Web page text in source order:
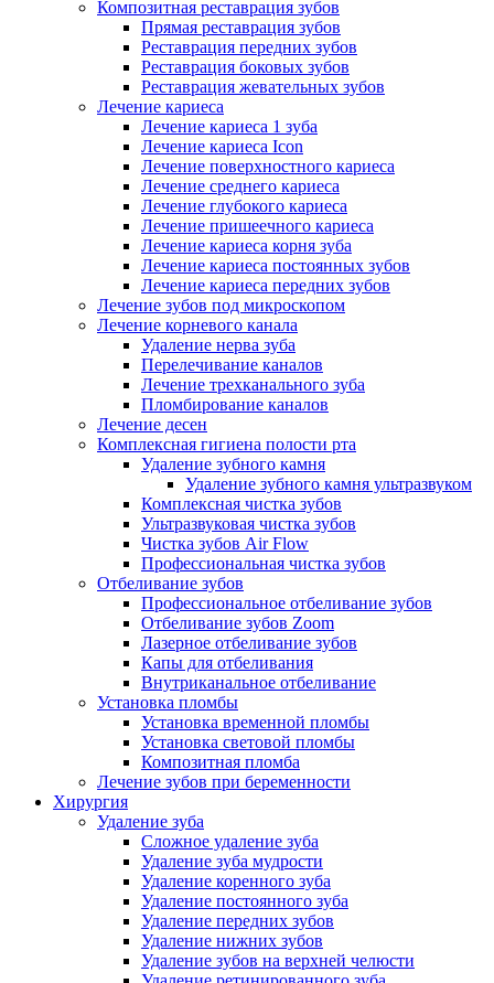
Композитная реставрация зубов
Прямая реставрация зубов
Реставрация передних зубов
Реставрация боковых зубов
Реставрация жевательных зубов
Лечение кариеса
Лечение кариеса 1 зуба
Лечение кариеса Icon
Лечение поверхностного кариеса
Лечение среднего кариеса
Лечение глубокого кариеса
Лечение пришеечного кариеса
Лечение кариеса корня зуба
Лечение кариеса постоянных зубов
Лечение кариеса передних зубов
Лечение зубов под микроскопом
Лечение корневого канала
Удаление нерва зуба
Перелечивание каналов
Лечение трехканального зуба
Пломбирование каналов
Лечение десен
Комплексная гигиена полости рта
Удаление зубного камня
Удаление зубного камня ультразвуком
Комплексная чистка зубов
Ультразвуковая чистка зубов
Чистка зубов Air Flow
Профессиональная чистка зубов
Отбеливание зубов
Профессиональное отбеливание зубов
Отбеливание зубов Zoom
Лазерное отбеливание зубов
Капы для отбеливания
Внутриканальное отбеливание
Установка пломбы
Установка временной пломбы
Установка световой пломбы
Композитная пломба
Лечение зубов при беременности
Хирургия
Удаление зуба
Сложное удаление зуба
Удаление зуба мудрости
Удаление коренного зуба
Удаление постоянного зуба
Удаление передних зубов
Удаление нижних зубов
Удаление зубов на верхней челюсти